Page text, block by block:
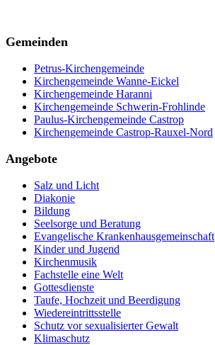
Gemeinden
Petrus-Kirchengemeinde
Kirchengemeinde Wanne-Eickel
Kirchengemeinde Haranni
Kirchengemeinde Schwerin-Frohlinde
Paulus-Kirchengemeinde Castrop
Kirchengemeinde Castrop-Rauxel-Nord
Angebote
Salz und Licht
Diakonie
Bildung
Seelsorge und Beratung
Evangelische Krankenhausgemeinschaft
Kinder und Jugend
Kirchenmusik
Fachstelle eine Welt
Gottesdienste
Taufe, Hochzeit und Beerdigung
Wiedereintrittsstelle
Schutz vor sexualisierter Gewalt
Klimaschutz